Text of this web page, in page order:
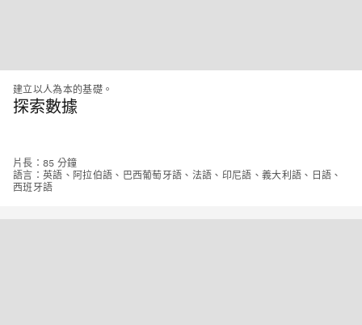
建立以人為本的基礎。
探索數據
片長：85 分鐘
語言：英語、阿拉伯語、巴西葡萄牙語、法語、印尼語、義大利語、日語、
西班牙語